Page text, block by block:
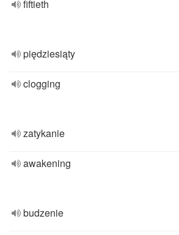
fiftieth
piędziesiąty
clogging
zatykanie
awakening
budzenie